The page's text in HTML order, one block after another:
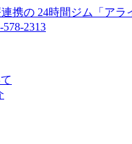
578-2313